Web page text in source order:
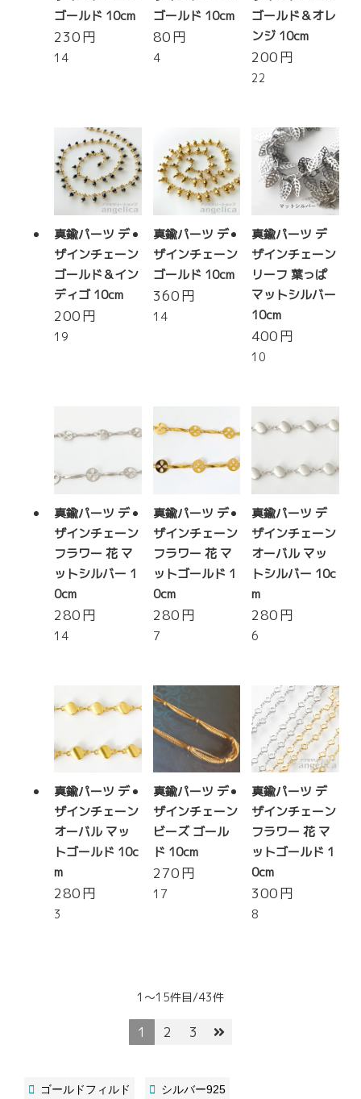
ゴールド 10cm
230円
14
ゴールド 10cm
80円
4
ゴールド＆オレ
ンジ 10cm
200円
22
真鍮パーツ デ
ザインチェーン
ゴールド＆イン
ディゴ 10cm
200円
19
真鍮パーツ デ
ザインチェーン
ゴールド 10cm
360円
14
真鍮パーツ デ
ザインチェーン
リーフ 葉っぱ
マットシルバー
10cm
400円
10
真鍮パーツ デ
ザインチェーン
フラワー 花 マ
ットシルバー 1
0cm
280円
14
真鍮パーツ デ
ザインチェーン
フラワー 花 マ
ットゴールド 1
0cm
280円
7
真鍮パーツ デ
ザインチェーン
オーバル マッ
トシルバー 10c
m
280円
6
真鍮パーツ デ
ザインチェーン
オーバル マッ
トゴールド 10c
m
280円
3
真鍮パーツ デ
ザインチェーン
ビーズ ゴール
ド 10cm
270円
17
真鍮パーツ デ
ザインチェーン
フラワー 花 マ
ットゴールド 1
0cm
300円
8
1～15件目/43件
1 2 3
ゴールドフィルド シルバー925